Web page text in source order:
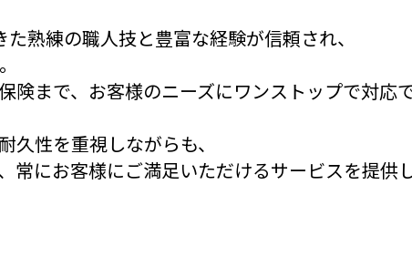
熟練の職人技と豊富な経験が信頼され、
険まで、お客様のニーズにワンストップで対応
性を重視しながらも、
にお客様にご満足いただけるサービスを提供し